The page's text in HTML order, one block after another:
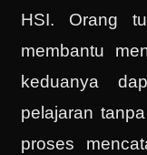
HSI. Orang
membantu
keduanya
pelajaran
proses